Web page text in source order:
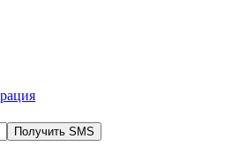
Получить SMS